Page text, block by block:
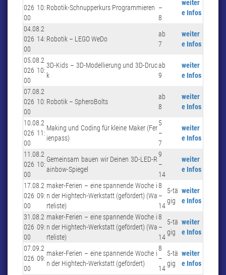
026 10:
00
Robotik-Schnupperkurs Programmieren –
8
weiter
e Infos
04.08.2
026 14:
00
Robotik – LEGO WeDo
ab
7
weiter
e Infos
05.08.2
026 10:
00
3D-Kids – 3D-Modellierung und 3D-Druc
k
ab
9
weiter
e Infos
07.08.2
026 10:
00
Robotik – SpheroBolts
ab
8
weiter
e Infos
10.08.2
026 11:
00
Making und Coding für kleine Maker (Fer
ienpass)
5
–
7
weiter
e Infos
11.08.2
026 10:
00
Gemeinsam bauen wir Deinen 3D-LED-R
ainbow-Spiegel
9
–
14
weiter
e Infos
17.08.2
026 09:
00
maker-Ferien – eine spannende Woche i
n der Hightech-Werkstatt (gefördert) (Wa
rteliste)
8
–
14
5-tä
gig
weiter
e Infos
31.08.2
026 09:
00
maker-Ferien – eine spannende Woche i
n der Hightech-Werkstatt (gefördert) (Wa
rteliste)
8
–
14
5-tä
gig
weiter
e Infos
07.09.2
026 09:
00
maker-Ferien – eine spannende Woche i
n der Hightech-Werkstatt (gefördert)
8
–
14
5-tä
gig
weiter
e Infos